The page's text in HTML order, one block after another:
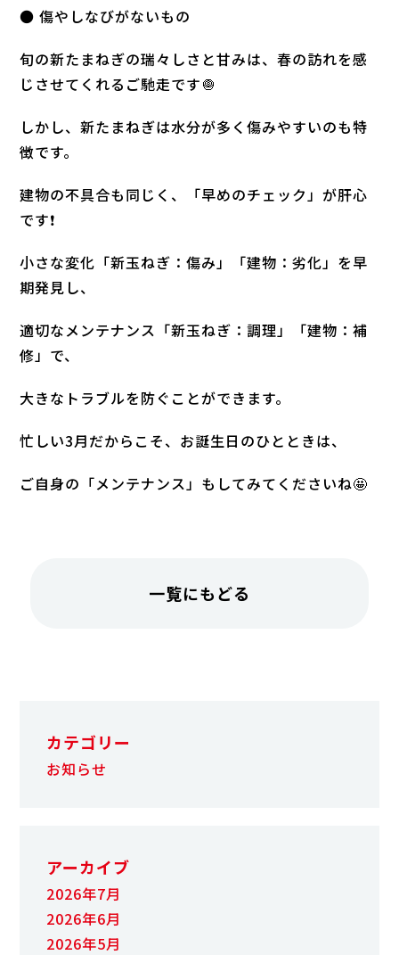
● 傷やしなびがないもの
旬の新たまねぎの瑞々しさと甘みは、春の訪れを感
じさせてくれるご馳走です🧅
しかし、新たまねぎは水分が多く傷みやすいのも特
徴です。
建物の不具合も同じく、「早めのチェック」が肝心
です❗
小さな変化「新玉ねぎ：傷み」「建物：劣化」を早
期発見し、
適切なメンテナンス「新玉ねぎ：調理」「建物：補
修」で、
大きなトラブルを防ぐことができます。
忙しい3月だからこそ、お誕生日のひとときは、
ご自身の「メンテナンス」もしてみてくださいね🤩
一覧にもどる
カテゴリー
お知らせ
アーカイブ
2026年7月
2026年6月
2026年5月